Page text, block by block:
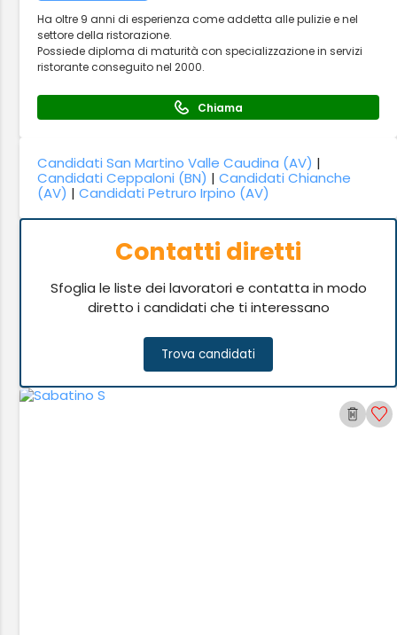
Ha oltre 9 anni di esperienza come addetta alle pulizie e nel
settore della ristorazione.
Possiede diploma di maturità con specializzazione in servizi
ristorante conseguito nel 2000.
Chiama
Candidati San Martino Valle Caudina (AV) |
Candidati Ceppaloni (BN) |Candidati Chianche
(AV) |Candidati Petruro Irpino (AV)
Contatti diretti
Sfoglia le liste dei lavoratori e contatta in modo
diretto i candidati che ti interessano
Trova candidati